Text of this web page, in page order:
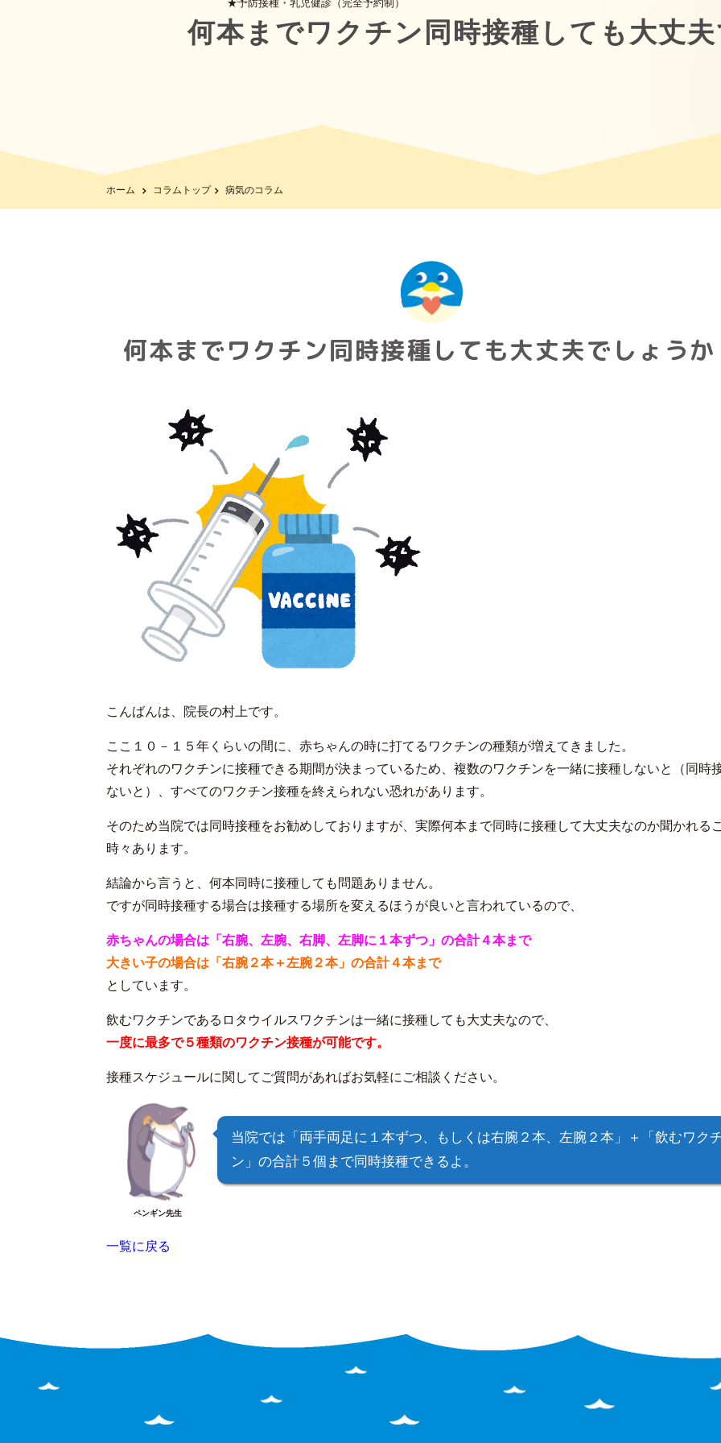
★予防接種・乳児健診（完全予約制）
何本までワクチン同時接種しても大丈
ホーム コラムトップ 病気のコラム
何本までワクチン同時接種しても大丈夫でしょう
こんばんは、院長の村上です。
ここ１０－１５年くらいの間に、赤ちゃんの時に打てるワクチンの種類が増えてきました。
それぞれのワクチンに接種できる期間が決まっているため、複数のワクチンを一緒に接種しないと（同時
ないと）、すべてのワクチン接種を終えられない恐れがあります。
そのため当院では同時接種をお勧めしておりますが、実際何本まで同時に接種して大丈夫なのか聞かれる
時々あります。
結論から言うと、何本同時に接種しても問題ありません。
ですが同時接種する場合は接種する場所を変えるほうが良いと言われているので、
赤ちゃんの場合は「右腕、左腕、右脚、左脚に１本ずつ」の合計４本まで
大きい子の場合は「右腕２本＋左腕２本」の合計４本まで
としています。
飲むワクチンであるロタウイルスワクチンは一緒に接種しても大丈夫なので、
一度に最多で５種類のワクチン接種が可能です。
接種スケジュールに関してご質問があればお気軽にご相談ください。
ペンギン先生
当院では「両手両足に１本ずつ、もしくは右腕２本、左腕２本」＋「飲むワク
ン」の合計５個まで同時接種できるよ。
一覧に戻る